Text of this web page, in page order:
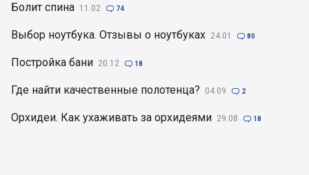
Болит спина 11.02  74
Выбор ноутбука. Отзывы о ноутбуках 24.01  80
Постройка бани 20.12  18
Где найти качественные полотенца? 04.09  2
Орхидеи. Как ухаживать за орхидеями 29.08  18